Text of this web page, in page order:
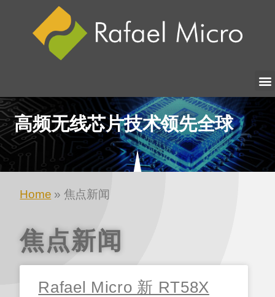
高频无线芯片技术领先全球
Home » 焦点新闻
焦点新闻
Rafael Micro 新 RT58X